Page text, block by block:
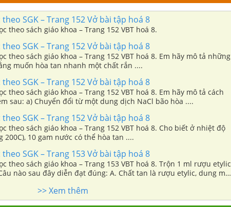
SGK – Trang 152 Vở bài tập hoá 8
theo sách giáo khoa – Trang 152 VBT hoá 8.
SGK – Trang 152 Vở bài tập hoá 8
theo sách giáo khoa – Trang 152 VBT hoá 8. Em hãy mô tả những
muốn hòa tan nhanh một chất rắn ....
SGK – Trang 152 Vở bài tập hoá 8
theo sách giáo khoa – Trang 152 VBT hoá 8. Em hãy mô tả cách
sau: a) Chuyển đổi từ một dung dịch NaCl bão hòa ....
SGK – Trang 152 Vở bài tập hoá 8
theo sách giáo khoa – Trang 152 VBT hoá 8. Cho biết ở nhiệt độ
10 gam nước có thể hòa tan ....
SGK – Trang 153 Vở bài tập hoá 8
theo sách giáo khoa – Trang 153 VBT hoá 8. Trộn 1 ml rượu etylic
nào sau đây diễn đạt đúng: A. Chất tan là rượu etylic, dung môi
>> Xem thêm